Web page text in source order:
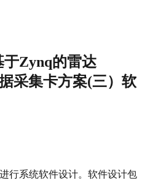
于Zynq的雷达
采集卡方案(三）软
行系统软件设计。软件设计包